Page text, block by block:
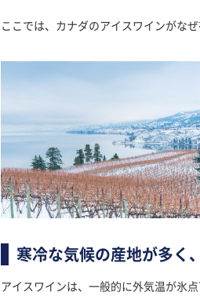
ここでは、カナダのアイスワインがな
寒冷な気候の産地が多く
アイスワインは、一般的に外気温が氷